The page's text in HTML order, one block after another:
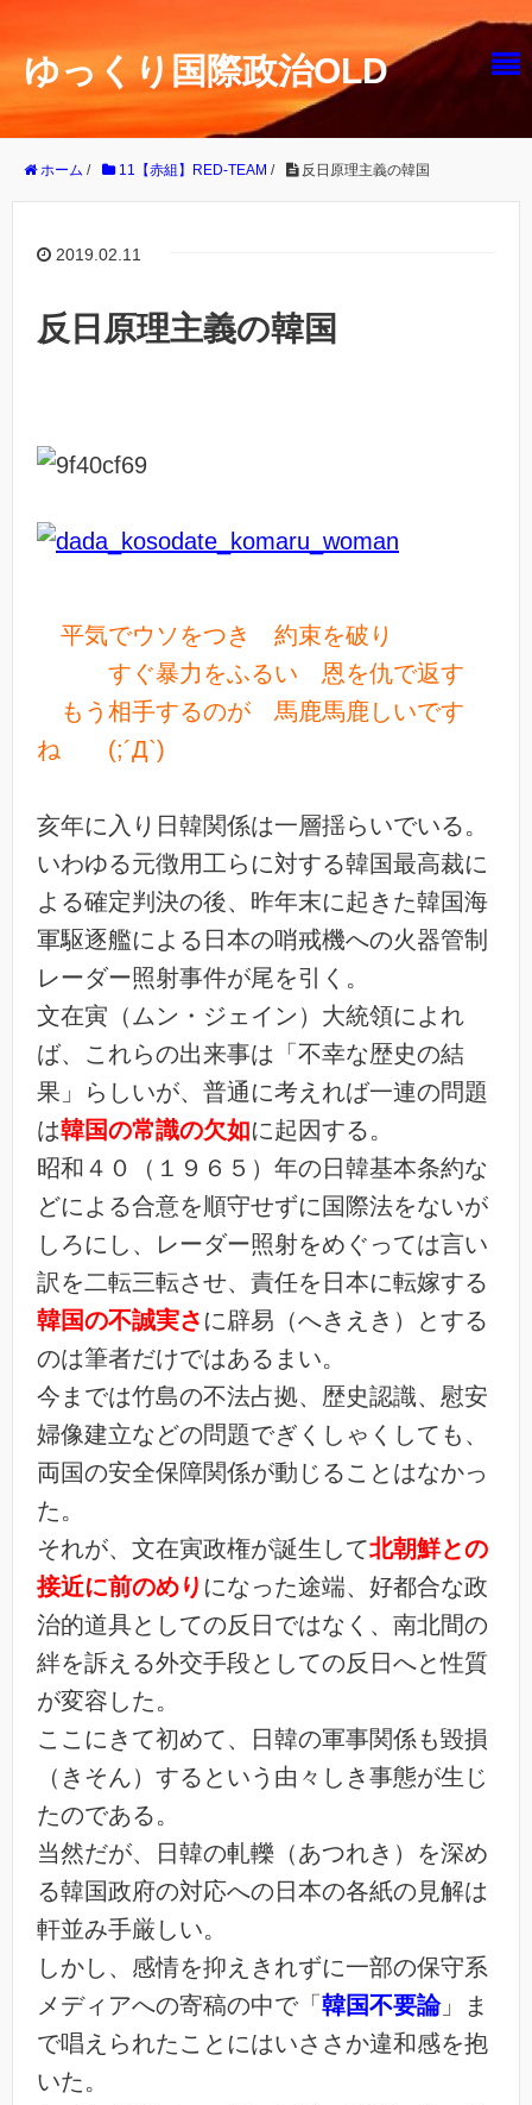
ゆっくり国際政治OLD
ホーム / 11【赤組】RED-TEAM / 反日原理主義の韓国
2019.02.11
反日原理主義の韓国
平気でウソをつき 約束を破り
すぐ暴力をふるい 恩を仇で返す
もう相手するのが 馬鹿馬鹿しいです
ね (;´Д`)
亥年に入り日韓関係は一層揺らいでいる。
いわゆる元徴用工らに対する韓国最高裁に
よる確定判決の後、昨年末に起きた韓国海
軍駆逐艦による日本の哨戒機への火器管制
レーダー照射事件が尾を引く。
文在寅（ムン・ジェイン）大統領によれ
ば、これらの出来事は「不幸な歴史の結
果」らしいが、普通に考えれば一連の問題
は韓国の常識の欠如に起因する。
昭和４０（１９６５）年の日韓基本条約な
どによる合意を順守せずに国際法をないが
しろにし、レーダー照射をめぐっては言い
訳を二転三転させ、責任を日本に転嫁する
韓国の不誠実さ に辟易（へきえき）とする
のは筆者だけではあるまい。
今までは竹島の不法占拠、歴史認識、慰安
婦像建立などの問題でぎくしゃくしても、
両国の安全保障関係が動じることはなかっ
た。
それが、文在寅政権が誕生して北朝鮮との
接近に前のめり になった途端、好都合な政
治的道具としての反日ではなく、南北間の
絆を訴える外交手段としての反日へと性質
が変容した。
ここにきて初めて、日韓の軍事関係も毀損
（きそん）するという由々しき事態が生じ
たのである。
当然だが、日韓の軋轢（あつれき）を深め
る韓国政府の対応への日本の各紙の見解は
軒並み手厳しい。
しかし、感情を抑えきれずに一部の保守系
メディアへの寄稿の中で「 韓国不要論」ま
で唱えられたことにはいささか違和感を抱
いた。